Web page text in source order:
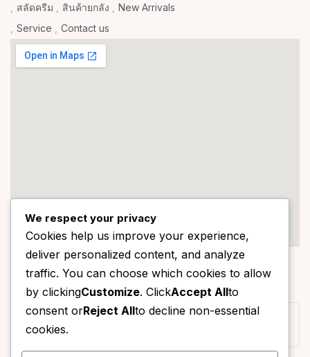
สลัดครีม
สินค้ายกลัง
New Arrivals
Service
Contact us
STORE LOCATION
150/118, Moo 1, Sai Noi, Sai Noi, Nonthaburi 11150, Thailand
062-7891592
We respect your privacy
Cookies help us improve your experience,
deliver personalized content, and analyze
traffic. You can choose which cookies to allow
by clickingCustomize. ClickAccept Allto
consent orReject Allto decline non-essential
cookies.